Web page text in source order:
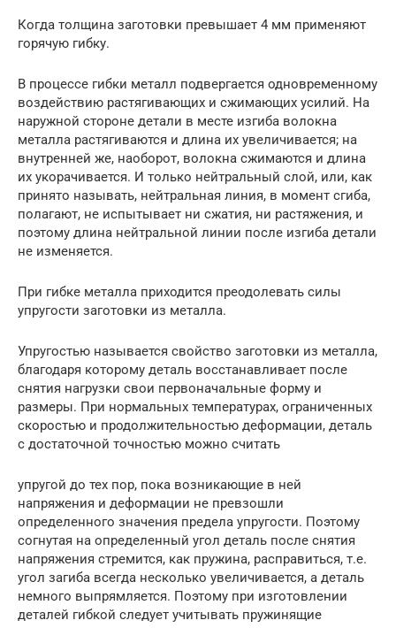
Когда толщина заготовки превышает 4 мм применяют
горячую гибку.
В процессе гибки металл подвергается одновременному
воздействию растягивающих и сжимающих усилий. На
наружной стороне детали в месте изгиба волокна
металла растягиваются и длина их увеличивается; на
внутренней же, наоборот, волокна сжимаются и длина
их укорачивается. И только нейтральный слой, или, как
принято называть, нейтральная линия, в момент сгиба,
полагают, не испытывает ни сжатия, ни растяжения, и
поэтому длина нейтральной линии после изгиба детали
не изменяется.
При гибке металла приходится преодолевать силы
упругости заготовки из металла.
Упругостью называется свойство заготовки из металла,
благодаря которому деталь восстанавливает после
снятия нагрузки свои первоначальные форму и
размеры. При нормальных температурах, ограниченных
скоростью и продолжительностью деформации, деталь
с достаточной точностью можно считать
упругой до тех пор, пока возникающие в ней
напряжения и деформации не превзошли
определенного значения предела упругости. Поэтому
согнутая на определенный угол деталь после снятия
напряжения стремится, как пружина, расправиться, т.е.
угол загиба всегда несколько увеличивается, а деталь
немного выпрямляется. Поэтому при изготовлении
деталей гибкой следует учитывать пружинящие